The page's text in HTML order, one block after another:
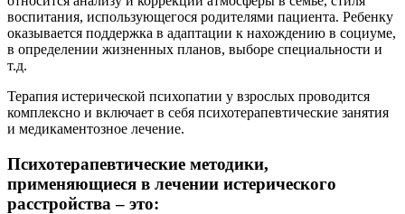
воспитания, использующегося родителями пациента. Ребенку
оказывается поддержка в адаптации к нахождению в социуме,
в определении жизненных планов, выборе специальности и
т.д.
Терапия истерической психопатии у взрослых проводится
комплексно и включает в себя психотерапевтические занятия
и медикаментозное лечение.
Психотерапевтические методики,
применяющиеся в лечении истерического
расстройства – это: